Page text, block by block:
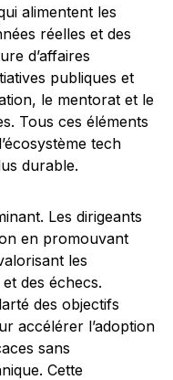
alimentent les
réelles et des
d’affaires
publiques et
le mentorat et le
Tous ces éléments
tech
durable.
Les dirigeants
en promouvant
les
des échecs.
des objectifs
accélérer l’adoption
sans
Cette